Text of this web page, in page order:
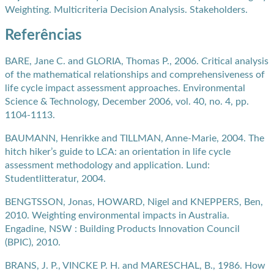
Weighting. Multicriteria Decision Analysis. Stakeholders.
Referências
BARE, Jane C. and GLORIA, Thomas P., 2006. Critical analysis
of the mathematical relationships and comprehensiveness of
life cycle impact assessment approaches. Environmental
Science & Technology, December 2006, vol. 40, no. 4, pp.
1104-1113.
BAUMANN, Henrikke and TILLMAN, Anne-Marie, 2004. The
hitch hiker’s guide to LCA: an orientation in life cycle
assessment methodology and application. Lund:
Studentlitteratur, 2004.
BENGTSSON, Jonas, HOWARD, Nigel and KNEPPERS, Ben,
2010. Weighting environmental impacts in Australia.
Engadine, NSW : Building Products Innovation Council
(BPIC), 2010.
BRANS, J. P., VINCKE P. H. and MARESCHAL, B., 1986. How